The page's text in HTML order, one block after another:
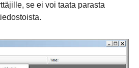
se ei voi taata parasta